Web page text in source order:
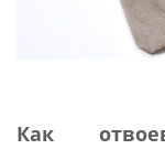
Как